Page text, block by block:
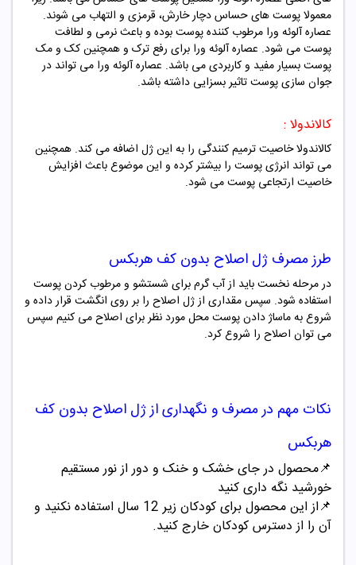
معمولا پوست های حساس دچار خارش، قرمزی و التهاب می شوند.
عصاره آلوئه ورا مرطوب کننده پوست بوده و باعث نرمی و لطافت
پوست می شود. عصاره آلوئه ورا برای رفع ترک و همچنین کک و مک
پوست بسیار مفید و کاربردی می باشد. عصاره آلوئه ورا می تواند در
جوان سازی پوست تاثیر بسزایی داشته باشد.
کالاندولا :
کالاندولا خاصیت ترمیم کنندگی را به این ژل اضافه می کند. همچنین
می تواند انرژی پوست را بیشتر کرده و این موضوع باعث افزایش
خاصیت ارتجاعی پوست می شود.
طرز مصرف ژل اصلاح بدون کف هربکس
در مرحله نخست باید از آب گرم برای شستشو و مرطوب کردن پوست
استفاده شود. سپس مقداری از ژل اصلاح را بر روی انگشت قرار داده و
شروع به ماساژ دادن پوست محل مورد نظر برای اصلاح می کنیم سپس
می توان اصلاح را شروع کرد.
نکات مهم در مصرف و نگهداری ازژل اصلاح بدون کف
هربکس
📌محصول در جای خشک و خنک و دور از نور مستقیم
خورشید نگه داری کنید
📌از این محصول برای کودکان زیر 12 سال استفاده نکنید و
آن را از دسترس کودکان خارج کنید.